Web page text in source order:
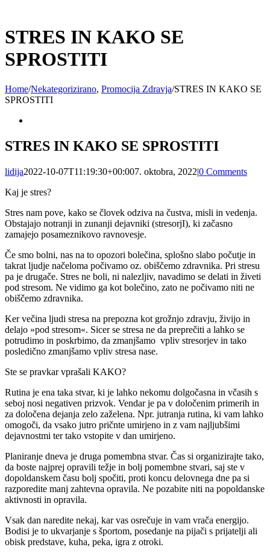
STRES IN KAKO SE
SPROSTITI
Home/Nekategorizirano, Promocija Zdravja/STRES IN KAKO SE
SPROSTITI
Image
STRES IN KAKO SE SPROSTITI
lidija2022-10-07T11:19:30+00:007. oktobra, 2022|0 Comments
Kaj je stres?
Stres nam pove, kako se človek odziva na čustva, misli in vedenja.
Obstajajo notranji in zunanji dejavniki (stresorjI), ki začasno
zamajejo posameznikovo ravnovesje.
Če smo bolni, nas na to opozori bolečina, splošno slabo počutje in
takrat ljudje načeloma počivamo oz. obiščemo zdravnika. Pri stresu
pa je drugače. Stres ne boli, ni nalezljiv, navadimo se delati in živeti
pod stresom. Ne vidimo ga kot bolečino, zato ne počivamo niti ne
obiščemo zdravnika.
Ker večina ljudi stresa na prepozna kot grožnjo zdravju, živijo in
delajo »pod stresom«. Sicer se stresa ne da preprečiti a lahko se
potrudimo in poskrbimo, da zmanjšamo vpliv stresorjev in tako
posledično zmanjšamo vpliv stresa nase.
Ste se pravkar vprašali KAKO?
Rutina je ena taka stvar, ki je lahko nekomu dolgočasna in včasih s
seboj nosi negativen prizvok. Vendar je pa v določenim primerih in
za določena dejanja zelo zaželena. Npr. jutranja rutina, ki vam lahko
omogoči, da vsako jutro pričnte umirjeno in z vam najljubšimi
dejavnostmi ter tako vstopite v dan umirjeno.
Planiranje dneva je druga pomembna stvar. Čas si organizirajte tako,
da boste najprej opravili težje in bolj pomembne stvari, saj ste v
dopoldanskem času bolj spočiti, proti koncu delovnega dne pa si
razporedite manj zahtevna opravila. Ne pozabite niti na popoldanske
aktivnosti in opravila.
Vsak dan naredite nekaj, kar vas osrečuje in vam vrača energijo.
Bodisi je to ukvarjanje s športom, posedanje na pijači s prijatelji ali
obisk predstave, kuha, peka, igra z otroki.